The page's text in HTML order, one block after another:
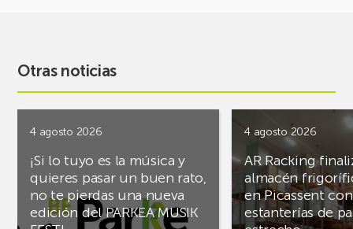
Otras noticias
4 agosto 2026
¡Si lo tuyo es la música y
quieres pasar un buen rato,
no te pierdas una nueva
edición del PARKEA MUSIK
4 agosto 2026
AR Racking
almacén
en Picassent con
estanterías de